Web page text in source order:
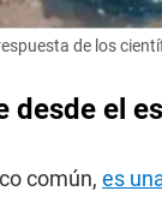
de los
desde el
común, es